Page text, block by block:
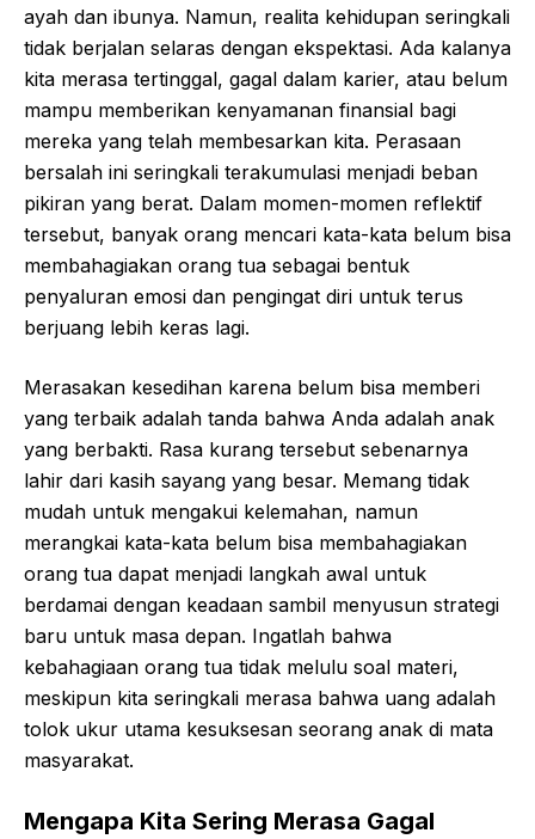
ayah dan ibunya. Namun, realita kehidupan seringkali
tidak berjalan selaras dengan ekspektasi. Ada kalanya
kita merasa tertinggal, gagal dalam karier, atau belum
mampu memberikan kenyamanan finansial bagi
mereka yang telah membesarkan kita. Perasaan
bersalah ini seringkali terakumulasi menjadi beban
pikiran yang berat. Dalam momen-momen reflektif
tersebut, banyak orang mencari kata-kata belum bisa
membahagiakan orang tua sebagai bentuk
penyaluran emosi dan pengingat diri untuk terus
berjuang lebih keras lagi.
Merasakan kesedihan karena belum bisa memberi
yang terbaik adalah tanda bahwa Anda adalah anak
yang berbakti. Rasa kurang tersebut sebenarnya
lahir dari kasih sayang yang besar. Memang tidak
mudah untuk mengakui kelemahan, namun
merangkai kata-kata belum bisa membahagiakan
orang tua dapat menjadi langkah awal untuk
berdamai dengan keadaan sambil menyusun strategi
baru untuk masa depan. Ingatlah bahwa
kebahagiaan orang tua tidak melulu soal materi,
meskipun kita seringkali merasa bahwa uang adalah
tolok ukur utama kesuksesan seorang anak di mata
masyarakat.
Mengapa Kita Sering Merasa Gagal